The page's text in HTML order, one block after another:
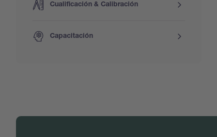
Cualificación & Calibración
Capacitación